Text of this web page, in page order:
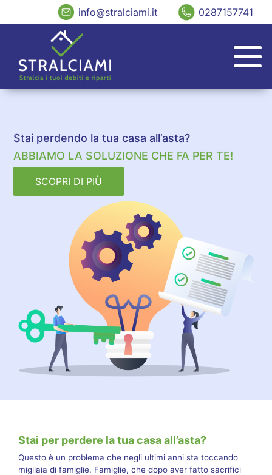
info@stralciami.it 0287157741
Stai perdendo la tua casa all’asta?
ABBIAMO LA SOLUZIONE CHE FA PER TE!
SCOPRI DI PIÙ
Stai per perdere la tua casa all’asta?
Questo è un problema che negli ultimi anni sta toccando
migliaia di famiglie. Famiglie, che dopo aver fatto sacrifici